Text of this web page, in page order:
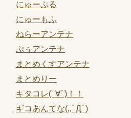
にゅーぷる
にゅーもふ
ねらーアンテナ
ぷぅアンテナ
まとめくすアンテナ
まとめりー
キタコレ(ﾟ∀ﾟ)！！
ギコあんてな(,,ﾟДﾟ)